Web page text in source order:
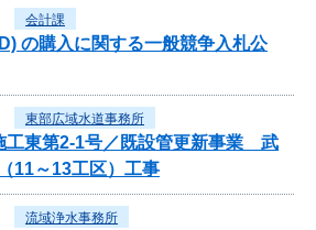
会計課
の購入に関する一般競争入札公
東部広域水道事務所
工東第2-1号／既設管更新事業 武
11～13工区）工事
流域浄水事務所